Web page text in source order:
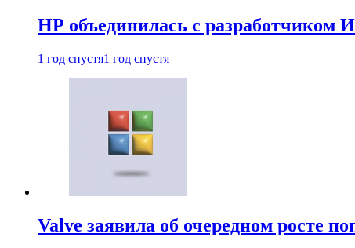
HP объединилась с
1 год спустя1 год спустя
Valve заявила об очередном росте